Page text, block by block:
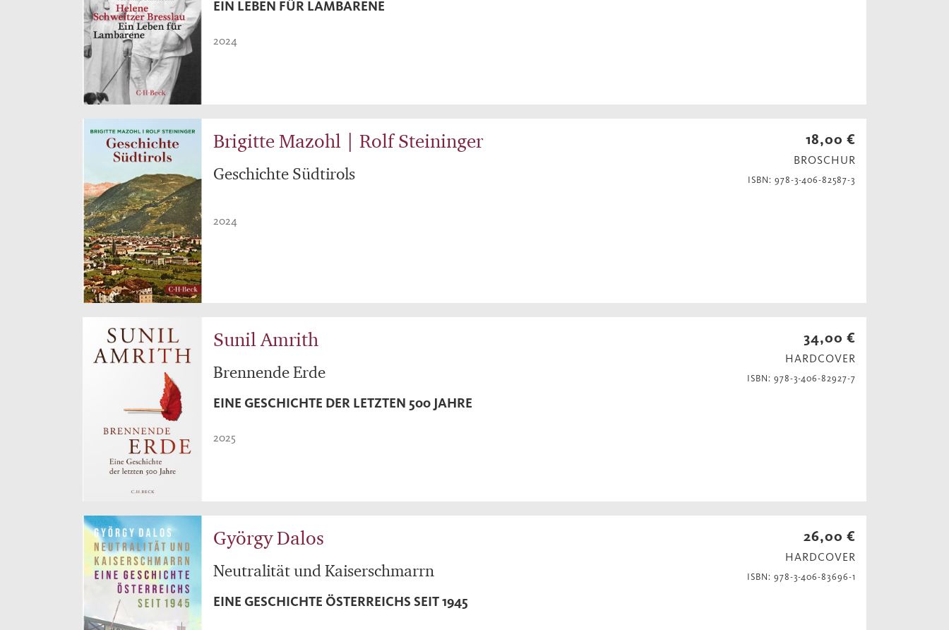
EIN LEBEN FÜR LAMBARENE
2024
Brigitte Mazohl | Rolf Steininger
Geschichte Südtirols
2024
18,00 €
BROSCHUR
ISBN: 978-3-406-82587-3
Sunil Amrith
Brennende Erde
EINE GESCHICHTE DER LETZTEN 500 JAHRE
2025
34,00 €
HARDCOVER
ISBN: 978-3-406-82927-7
György Dalos
Neutralität und Kaiserschmarrn
EINE GESCHICHTE ÖSTERREICHS SEIT 1945
26,00 €
HARDCOVER
ISBN: 978-3-406-83696-1